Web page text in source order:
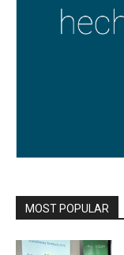
MOST POPULAR